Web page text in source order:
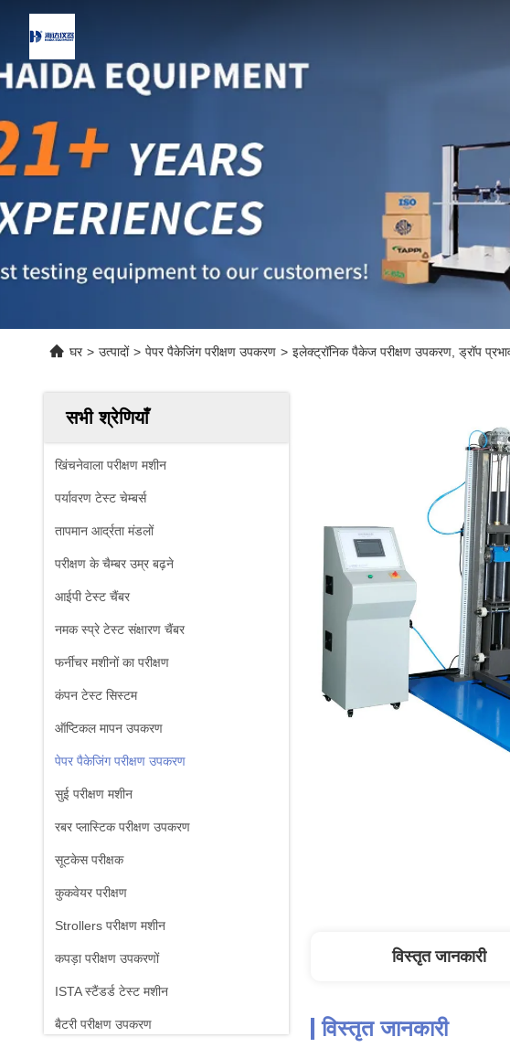
घर > उत्पादों > पेपर पैकेजिंग परीक्षण उपकरण > इलेक्ट्रॉनिक पैकेज परीक्षण उपकरण, ड्रॉप
सभी श्रेणियाँ
खिंचनेवाला परीक्षण मशीन
पर्यावरण टेस्ट चेम्बर्स
तापमान आर्द्रता मंडलों
परीक्षण के चैम्बर उम्र बढ़ने
आईपी ​​टेस्ट चैंबर
नमक स्प्रे टेस्ट संक्षारण चैंबर
फर्नीचर मशीनों का परीक्षण
कंपन टेस्ट सिस्टम
ऑप्टिकल मापन उपकरण
पेपर पैकेजिंग परीक्षण उपकरण
सुई परीक्षण मशीन
रबर प्लास्टिक परीक्षण उपकरण
सूटकेस परीक्षक
कुकवेयर परीक्षण
Strollers परीक्षण मशीन
कपड़ा परीक्षण उपकरणों
ISTA स्टैंडर्ड टेस्ट मशीन
बैटरी परीक्षण उपकरण
विस्तृत जानकारी
विस्तृत जानकारी